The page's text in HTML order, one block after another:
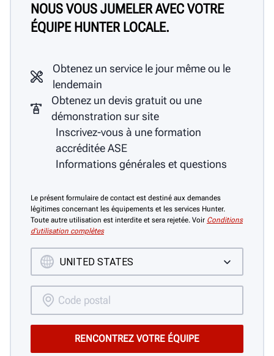
NOUS VOUS JUMELER AVEC VOTRE
ÉQUIPE HUNTER LOCALE.
Obtenez un service le jour même ou le
lendemain
Obtenez un devis gratuit ou une
démonstration sur site
Inscrivez-vous à une formation
accréditée ASE
Informations générales et questions
Le présent formulaire de contact est destiné aux demandes
légitimes concernant les équipements et les services Hunter.
Toute autre utilisation est interdite et sera rejetée. Voir Conditions
d’utilisation complètes